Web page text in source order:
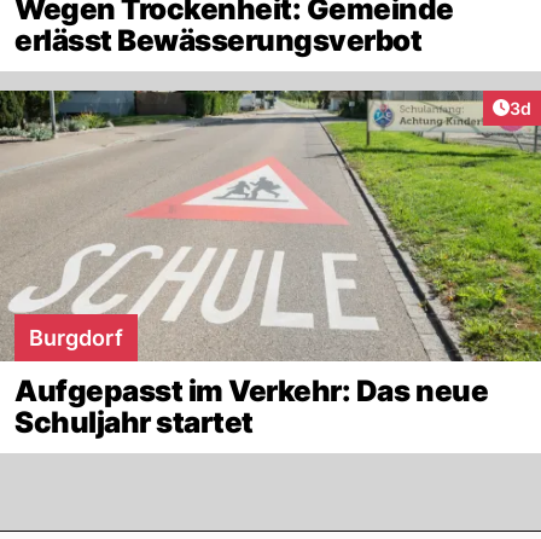
Wegen Trockenheit: Gemeinde
erlässt Bewässerungsverbot
3d
Burgdorf
Aufgepasst im Verkehr: Das neue
Schuljahr startet